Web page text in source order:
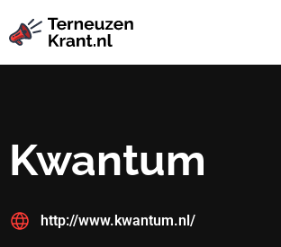
Kwantum
http://www.kwantum.nl/